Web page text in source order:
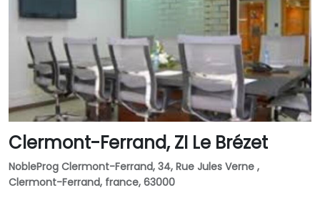
Clermont-Ferrand, ZI Le Brézet
NobleProg Clermont-Ferrand, 34, Rue Jules Verne ,
Clermont-Ferrand, france, 63000